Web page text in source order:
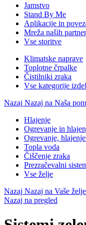
Jamstvo
Stand By Me
Aplikacije in
Mreža naših
Vse storitve
Klimatske naprave
Toplotne črpalke
Čistilniki zraka
Vse kategorije
Nazaj Nazaj na Naša
Hlajenje
Ogrevanje in
Ogrevanje,
Topla voda
Čiščenje zraka
Prezračevalni
Vse želje
Nazaj Nazaj na Vaše želje
Nazaj na pregled